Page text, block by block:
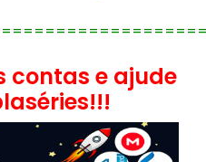
contas e ajude